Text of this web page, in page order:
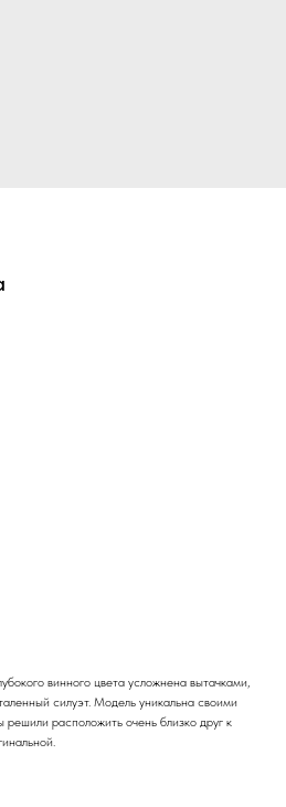
винного цвета усложнена вытачками,
силуэт. Модель уникальна своими
расположить очень близко друг к